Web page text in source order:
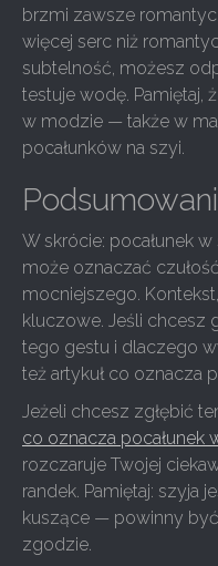
brzmi zawsze
więcej serc niż
subtelność, możesz
testuje wodę. Pamiętaj,
w modzie — także w
pocałunków na szyi.
W skrócie: pocałunek
może oznaczać
mocniejszego.
kluczowe. Jeśli chcesz
tego gestu i dlaczego
też artykuł co oznacza
Jeżeli chcesz zgłębić
co oznacza pocałunek
rozczaruje Twojej
randek. Pamiętaj: szyja
kuszące — powinny
zgodzie.